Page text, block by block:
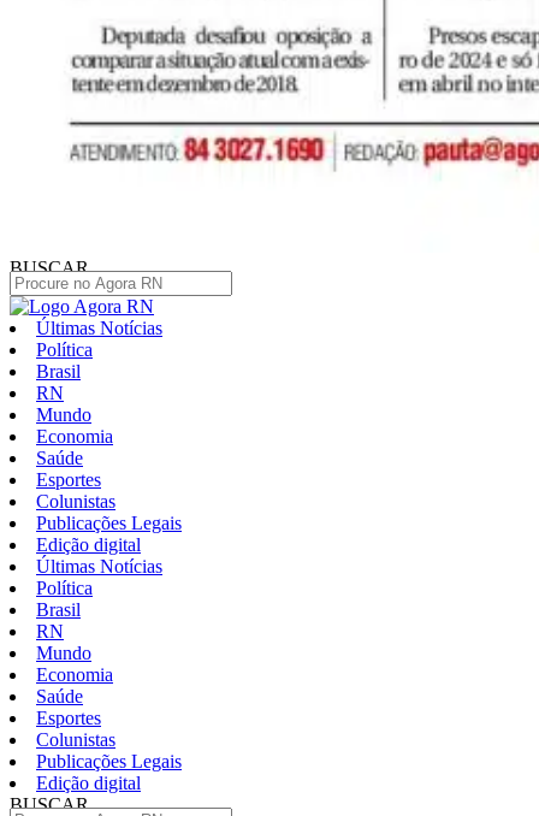
BUSCAR
Últimas Notícias
Política
Brasil
RN
Mundo
Economia
Saúde
Esportes
Colunistas
Publicações Legais
Edição digital
Últimas Notícias
Política
Brasil
RN
Mundo
Economia
Saúde
Esportes
Colunistas
Publicações Legais
Edição digital
BUSCAR